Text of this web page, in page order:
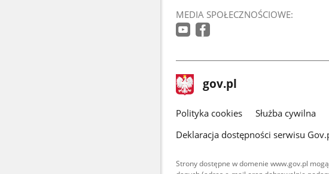
MEDIA SPOŁECZNOŚCIOWE:
stopka
gov.pl Strona
gov.pl
gov.pl
Polityka cookies Służba cywilna
Deklaracja dostępności serwisu
Strony dostępne w domenie www.gov.pl